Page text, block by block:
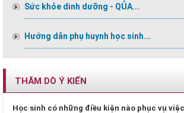
Sức khỏe dinh dưỡng - QỦA...
Hướng dẫn phụ huynh học sinh...
THĂM DÒ Ý KIẾN
Học sinh có những điều kiện nào phục vụ